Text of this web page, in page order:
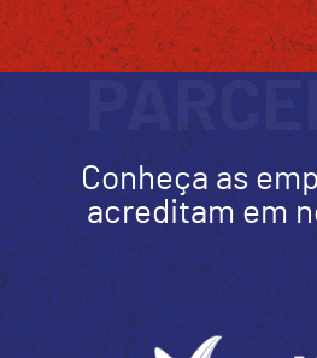
Conheça as
acreditam em